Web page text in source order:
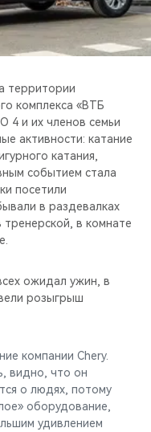
территории
комплекса «ВТБ
4 и их членов семьи
активности: катание
катания,
событием стала
посетили
в раздевалках
в комнате
ожидал ужин, в
розыгрыш
компании Chery.
видно, что он
о людях, потому
оборудование,
удивлением